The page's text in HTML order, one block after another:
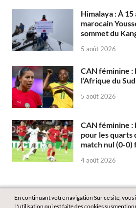
Himalaya : À 15
marocain
sommet du
5 août 2026
CAN féminine
l’Afrique du
5 août 2026
CAN féminine :
pour les quarts
match nul (0-0)
4 août 2026
En continuant votre navigation Sur ce site,
l'utilisation qui est faite des cookies